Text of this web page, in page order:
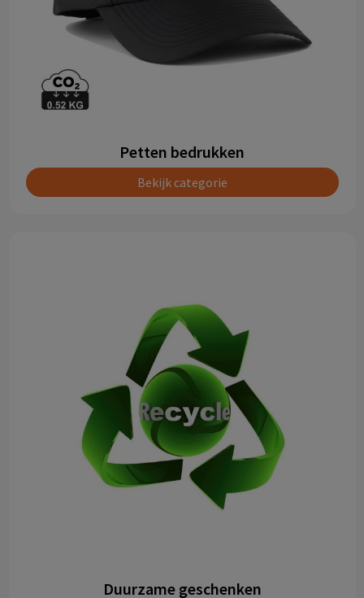
Petten bedrukken
Bekijk categorie
Duurzame geschenken